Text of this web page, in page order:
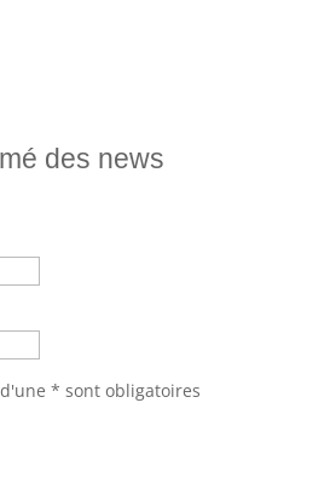
des news
* sont obligatoires